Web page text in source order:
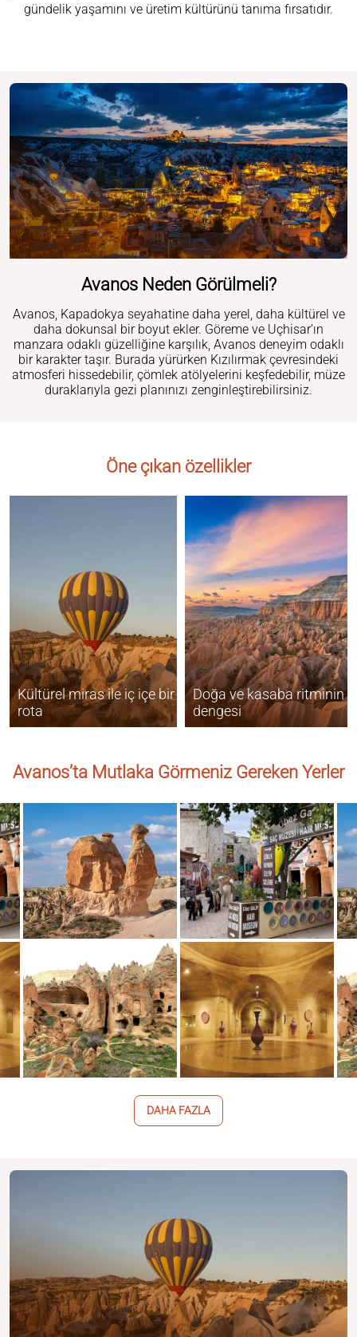
gündelik yaşamını ve üretim kültürünü tanıma fırsatıdır.
Avanos Neden Görülmeli?
Avanos, Kapadokya seyahatine daha yerel, daha kültürel ve
daha dokunsal bir boyut ekler. Göreme ve Uçhisar’ın
manzara odaklı güzelliğine karşılık, Avanos deneyim odaklı
bir karakter taşır. Burada yürürken Kızılırmak çevresindeki
atmosferi hissedebilir, çömlek atölyelerini keşfedebilir, müze
duraklarıyla gezi planınızı zenginleştirebilirsiniz.
Öne çıkan özellikler
Kültürel miras ile iç içe bir
rota
Doğa ve kasaba ritminin
dengesi
Avanos’ta Mutlaka Görmeniz Gereken Yerler
DAHA FAZLA